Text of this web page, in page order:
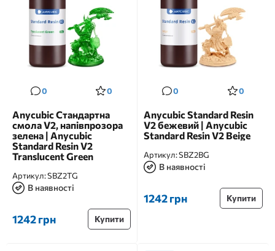
0 0
Anycubic Стандартна
смола V2, напівпрозора
зелена | Anycubic
Standard Resin V2
Translucent Green
Артикул:SBZ2TG
В наявності
1242 грн Купити
0 0
Anycubic Standard Resin
V2 бежевий | Anycubic
Standard Resin V2 Beige
Артикул:SBZ2BG
В наявності
1242 грн Купити